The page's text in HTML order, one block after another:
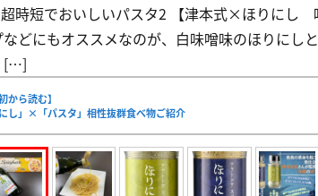
時短でおいしいパスタ2 【津本式×ほりにし
どにもオススメなのが、白味噌味のほりにし
[…]
から読む】
し」×「パスタ」相性抜群食べ物ご紹介